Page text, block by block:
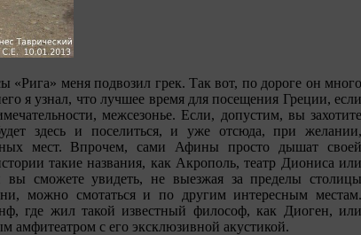
«Рига» меня подвозил грек. Так вот, по дороге он много
я узнал, что лучшее время для посещения Греции, если
межсезонье. Если, допустим, вы захотите
здесь и поселиться, и уже отсюда, при желании,
мест. Впрочем, сами Афины просто дышат своей
такие названия, как Акрополь, театр Диониса или
вы сможете увидеть, не выезжая за пределы столицы
можно смотаться и по другим интересным местам.
где жил такой известный философ, как Диоген, или
амфитеатром с его эксклюзивной акустикой.